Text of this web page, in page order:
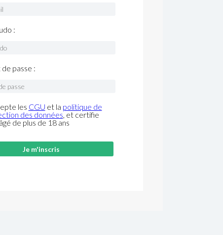
:
passe :
les CGU et la politique de
des données, et certifie
de plus de 18 ans